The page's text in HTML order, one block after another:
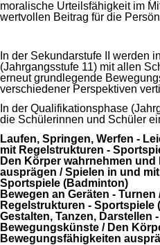
moralische Urteilsfähigkeit im
wertvollen Beitrag für die
In der Sekundarstufe II werden
(Jahrgangsstufe 11) mit allen
erneut grundlegende
verschiedener Perspektiven
In der Qualifikationsphase
die Schülerinnen und Schüler
Laufen, Springen, Werfen -
mit Regelstrukturen -
Den Körper wahrnehmen
ausprägen / Spielen in und
Sportspiele (Badminton)
Bewegen an Geräten -
Regelstrukturen - Sportspiele
Gestalten, Tanzen, Darstellen
Bewegungskünste / Den
Bewegungsfähigkeiten